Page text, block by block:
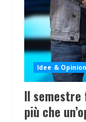
Idee &
Il semestre
più che